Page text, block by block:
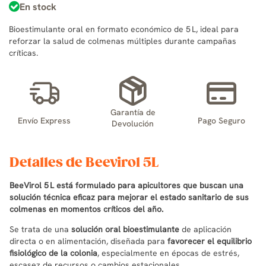
En stock
Bioestimulante oral en formato económico de 5 L, ideal para
reforzar la salud de colmenas múltiples durante campañas
críticas.
Envío Express
Garantía de
Devolución
Pago Seguro
Detalles de Beevirol 5L
BeeVirol 5 L está formulado para apicultores que buscan una
solución técnica eficaz para mejorar el estado sanitario de sus
colmenas en momentos críticos del año.
Se trata de una solución oral bioestimulante de aplicación
directa o en alimentación, diseñada para favorecer el equilibrio
fisiológico de la colonia, especialmente en épocas de estrés,